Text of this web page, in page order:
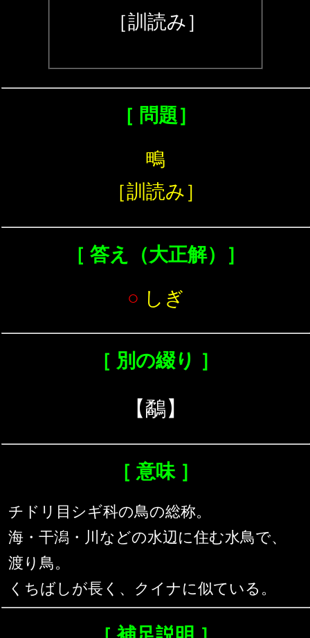
［訓読み］
［ 問題］
鴫
［訓読み］
［ 答え（大正解）］
○ しぎ
［ 別の綴り ］
【鷸】
［ 意味 ］
チドリ目シギ科の鳥の総称。
海・干潟・川などの水辺に住む水鳥で、
渡り鳥。
くちばしが長く、クイナに似ている。